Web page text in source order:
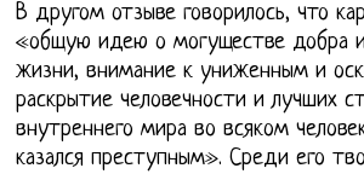
В другом отзыве говорилось, что
«общую идею о могуществе добра
жизни, внимание к униженным и
раскрытие человечности и лучших
внутреннего мира во всяком
казался преступным». Среди его